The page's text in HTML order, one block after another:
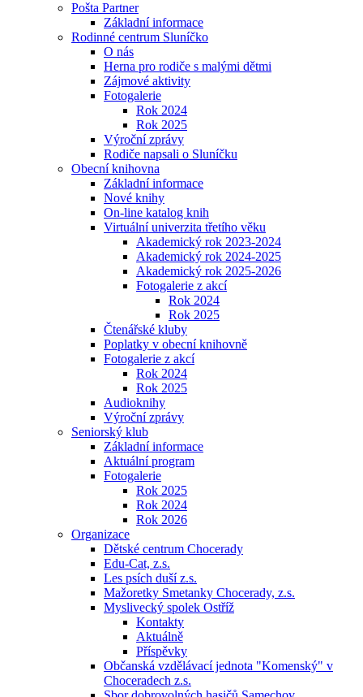
Pošta Partner
Základní informace
Rodinné centrum Sluníčko
O nás
Herna pro rodiče s malými dětmi
Zájmové aktivity
Fotogalerie
Rok 2024
Rok 2025
Výroční zprávy
Rodiče napsali o Sluníčku
Obecní knihovna
Základní informace
Nové knihy
On-line katalog knih
Virtuální univerzita třetího věku
Akademický rok 2023-2024
Akademický rok 2024-2025
Akademický rok 2025-2026
Fotogalerie z akcí
Rok 2024
Rok 2025
Čtenářské kluby
Poplatky v obecní knihovně
Fotogalerie z akcí
Rok 2024
Rok 2025
Audioknihy
Výroční zprávy
Seniorský klub
Základní informace
Aktuální program
Fotogalerie
Rok 2025
Rok 2024
Rok 2026
Organizace
Dětské centrum Chocerady
Edu-Cat, z.s.
Les psích duší z.s.
Mažoretky Smetanky Chocerady, z.s.
Myslivecký spolek Ostříž
Kontakty
Aktuálně
Příspěvky
Občanská vzdělávací jednota "Komenský" v
Choceradech z.s.